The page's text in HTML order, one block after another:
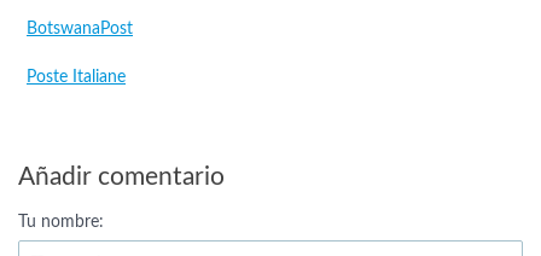
BotswanaPost
Poste Italiane
Añadir comentario
Tu nombre: